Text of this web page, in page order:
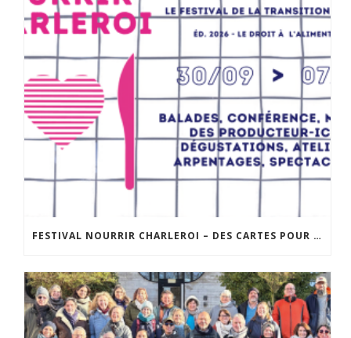
FESTIVAL NOURRIR CHARLEROI – DES CARTES POUR « DIRE LA FAIM » : UNE BALADE SENSIBLE DANS LA VILLE